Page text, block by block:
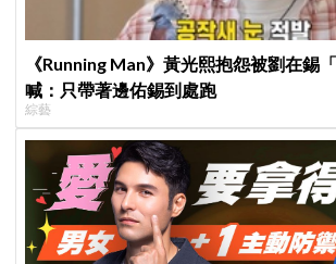
《Running Man》黃光熙抱怨被劉在錫
喊：只帶著邊佑錫到處跑
綜藝